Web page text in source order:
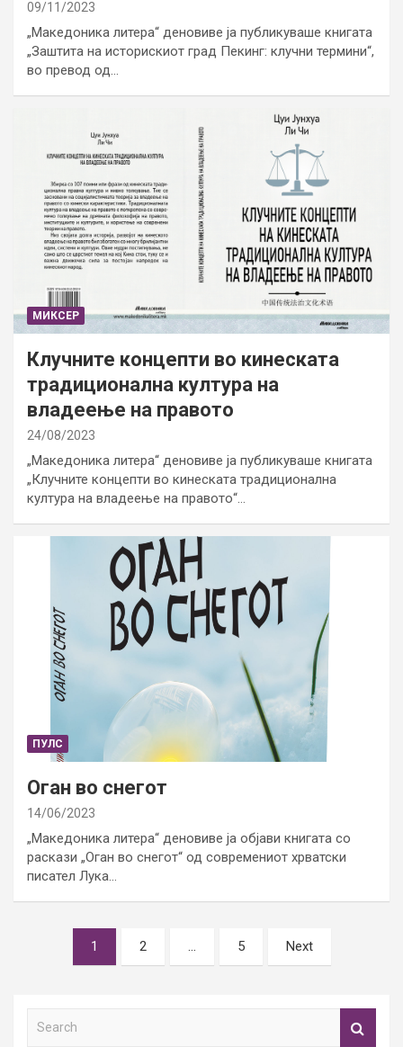
09/11/2023
„Македоника литера“ деновиве ја публикуваше книгата
„Заштита на историскиот град Пекинг: клучни термини“,
во превод од…
МИКСЕР
Клучните концепти во кинеската
традиционална култура на
владеење на правото
24/08/2023
„Македоника литера“ деновиве ја публикуваше книгата
„Клучните концепти во кинеската традиционална
култура на владеење на правото“…
ПУЛС
Оган во снегот
14/06/2023
„Македоника литера“ деновиве ја објави книгата со
раскази „Оган во снегот“ од современиот хрватски
писател Лука…
pagination
1 2 … 5 Next